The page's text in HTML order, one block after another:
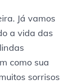
Já vamos
a vida das
como sua
sorrisos